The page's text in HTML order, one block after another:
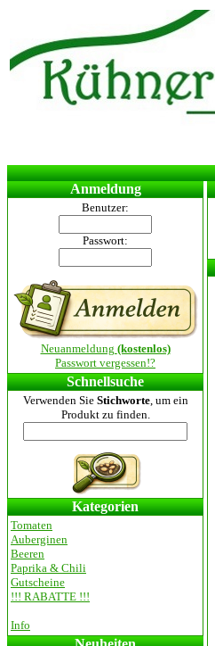
Anmeldung
Benutzer:
Passwort:
Neuanmeldung (kostenlos)
Passwort vergessen!?
Schnellsuche
Verwenden Sie Stichworte, um ein
Produkt zu finden.
Kategorien
Tomaten
Auberginen
Beeren
Paprika & Chili
Gutscheine
!!! RABATTE !!!
Info